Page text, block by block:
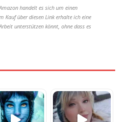
handelt es sich um einen
Kauf über diesen Link erhalte ich eine
unterstützen könnt, ohne dass es